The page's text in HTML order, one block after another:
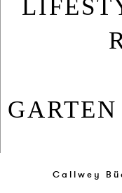
GAR­TEN
Callwey